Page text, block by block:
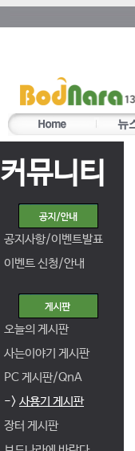
커뮤니티
공지사항/이벤트발표
이벤트 신청/안내
오늘의 게시판
사는이야기 게시판
PC 게시판/QnA
-> 사용기 게시판
장터 게시판